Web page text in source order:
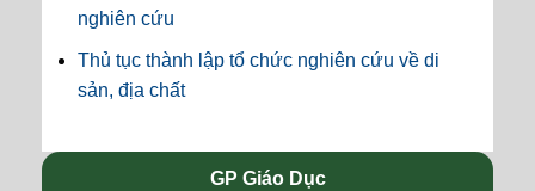
nghiên cứu
Thủ tục thành lập tổ chức nghiên cứu về di
sản, địa chất
GP Giáo Dục